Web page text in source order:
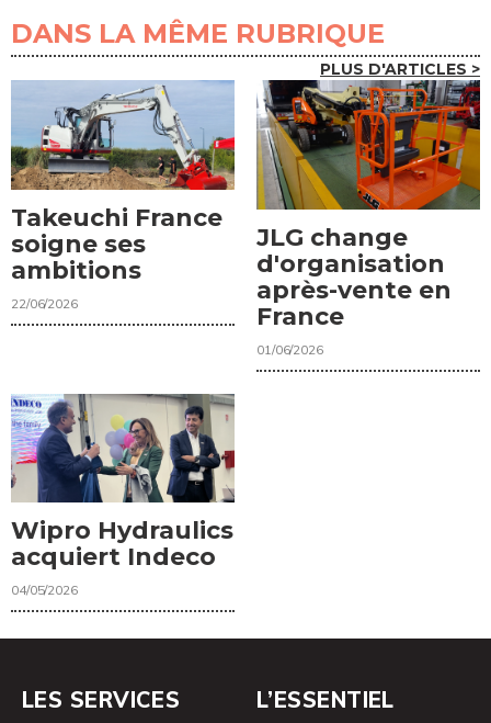
DANS LA MÊME RUBRIQUE
PLUS D'ARTICLES >
Takeuchi France
soigne ses
ambitions
22/06/2026
JLG change
d'organisation
après-vente en
France
01/06/2026
Wipro Hydraulics
acquiert Indeco
04/05/2026
LES SERVICES L’ESSENTIEL